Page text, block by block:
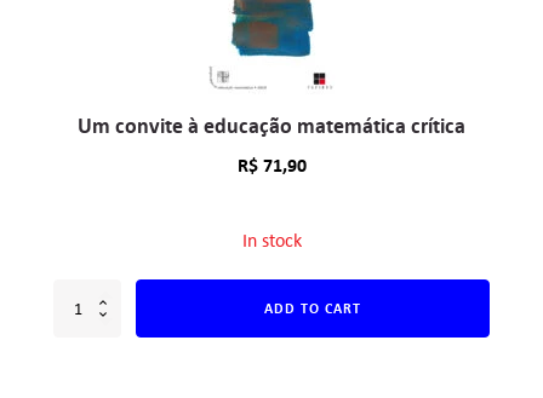
Um convite à educação matemática crítica
R$71,90
In stock
ADD TO CART